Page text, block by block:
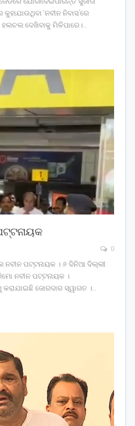
‘ନବୀନ ନିବାସ’ରେ
ଦେଖିବାକୁ ମିଳିପାରେ।…
0
ପଟ୍ଟନାୟକ । ୬ ଦିନିଆ ଦିଲ୍ଲୀ
ନବୀନ ପଟ୍ଟନାୟକ ।
ଜୋରଦାର ସ୍ୱାଗତ ।…